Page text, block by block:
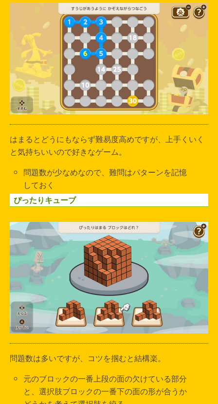
はまるとどうにもならず難易度高めですが、上手くいく
と気持ちいいので好きなゲーム。
問題数が少なめなので、難問はパターンを記憶
しておく
ぴったりキューブ
問題数は多いですが、コツを掴むと結構楽。
元のブロックの一番上段の面の欠けている部分
と、選択肢ブロックの一番下の面の形が合うか